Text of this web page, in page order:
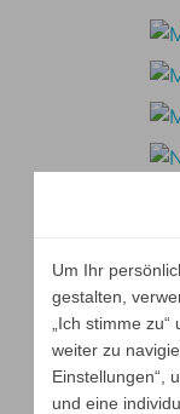
Um Ihr
gestalten,
„Ich stimme
weiter zu
Einstellungen“,
und eine